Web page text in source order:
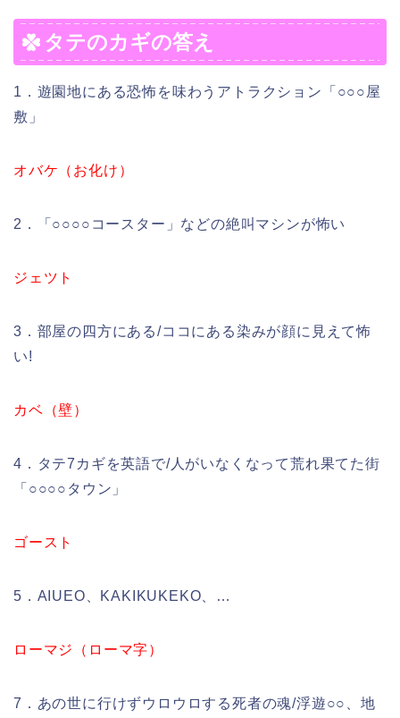
タテのカギの答え
1．遊園地にある恐怖を味わうアトラクション「○○○屋
敷」
オバケ（お化け）
2．「○○○○コースター」などの絶叫マシンが怖い
ジェツト
3．部屋の四方にある/ココにある染みが顔に見えて怖
い!
カベ（壁）
4．タテ7カギを英語で/人がいなくなって荒れ果てた街
「○○○○タウン」
ゴースト
5．AIUEO、KAKIKUKEKO、…
ローマジ（ローマ字）
7．あの世に行けずウロウロする死者の魂/浮遊○○、地